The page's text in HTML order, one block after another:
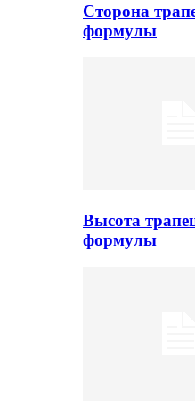
Сторона
формулы
Высота
формулы